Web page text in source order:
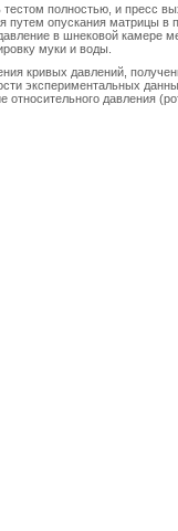
полностью, и пресс
путем опускания матрицы в
в шнековой камере
муки и воды.
кривых давлений,
экспериментальных
давления